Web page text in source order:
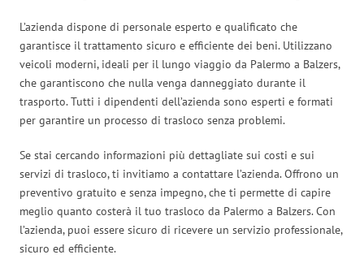
L’azienda dispone di personale esperto e qualificato che
garantisce il trattamento sicuro e efficiente dei beni. Utilizzano
veicoli moderni, ideali per il lungo viaggio da Palermo a Balzers,
che garantiscono che nulla venga danneggiato durante il
trasporto. Tutti i dipendenti dell’azienda sono esperti e formati
per garantire un processo di trasloco senza problemi.
Se stai cercando informazioni più dettagliate sui costi e sui
servizi di trasloco, ti invitiamo a contattare l’azienda. Offrono un
preventivo gratuito e senza impegno, che ti permette di capire
meglio quanto costerà il tuo trasloco da Palermo a Balzers. Con
l’azienda, puoi essere sicuro di ricevere un servizio professionale,
sicuro ed efficiente.